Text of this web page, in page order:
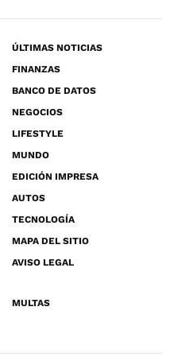
ÚLTIMAS NOTICIAS
FINANZAS
BANCO DE DATOS
NEGOCIOS
LIFESTYLE
MUNDO
EDICIÓN IMPRESA
AUTOS
TECNOLOGÍA
MAPA DEL SITIO
AVISO LEGAL
MULTAS